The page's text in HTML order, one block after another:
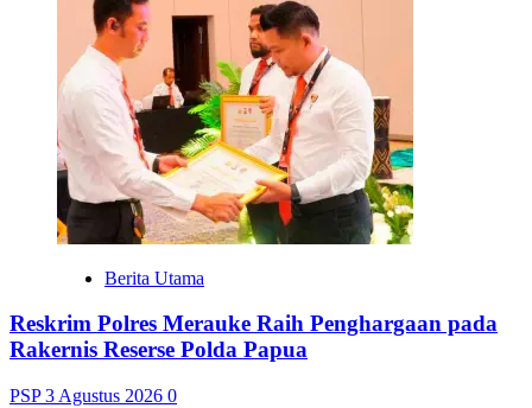
Berita Utama
Reskrim Polres Merauke Raih Penghargaan pada
Rakernis Reserse Polda Papua
PSP3 Agustus 2026 0